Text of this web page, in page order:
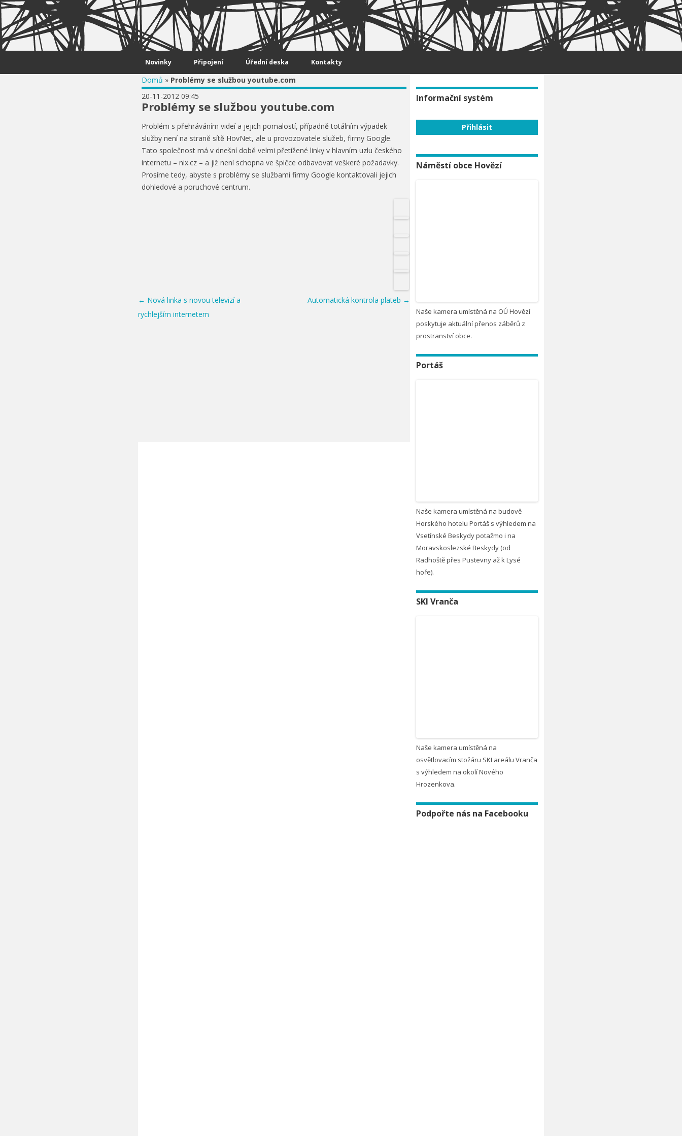
Skip to content
Novinky Připojení Úřední deska Kontakty
Domů » Problémy se službou youtube.com
20-11-2012 09:45
Problémy se službou youtube.com
Problém s přehráváním videí a jejich pomalostí, případně totálním výpadek
služby není na straně sítě HovNet, ale u provozovatele služeb, firmy Google.
Tato společnost má v dnešní době velmi přetížené linky v hlavním uzlu českého
internetu – nix.cz – a již není schopna ve špičce odbavovat veškeré požadavky.
Prosíme tedy, abyste s problémy se službami firmy Google kontaktovali jejich
dohledové a poruchové centrum.
Post navigation
← Nová linka s novou televizí a
rychlejším internetem
Automatická kontrola plateb →
Informační systém
Náměstí obce Hovězí
Naše kamera umístěná na OÚ Hovězí
poskytuje aktuální přenos záběrů z
prostranství obce.
Portáš
Naše kamera umístěná na budově
Horského hotelu Portáš s výhledem na
Vsetínské Beskydy potažmo i na
Moravskoslezské Beskydy (od
Radhoště přes Pustevny až k Lysé
hoře).
SKI Vranča
Naše kamera umístěná na
osvětlovacím stožáru SKI areálu Vranča
s výhledem na okolí Nového
Hrozenkova.
Podpořte nás na Facebooku